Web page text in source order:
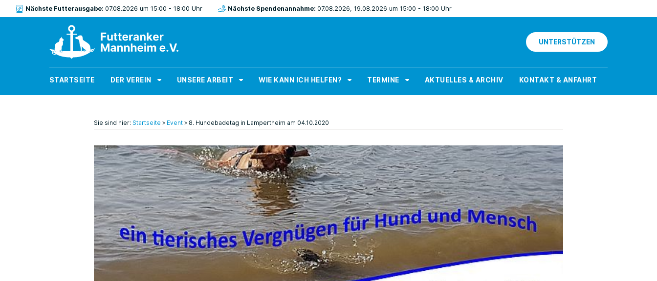
Nächste Futterausgabe: 07.08.2026 um 15:00 - 18:00 Uhr Nächste Spendenannahme: 07.08.2026, 19.08.2026 um 15:00 - 18:00 Uhr
UNTERSTÜTZEN
STARTSEITE DER VEREIN UNSERE ARBEIT WIE KANN ICH HELFEN? TERMINE AKTUELLES & ARCHIV KONTAKT & ANFAHRT
Sie sind hier: Startseite » Event » 8. Hundebadetag in Lampertheim am 04.10.2020